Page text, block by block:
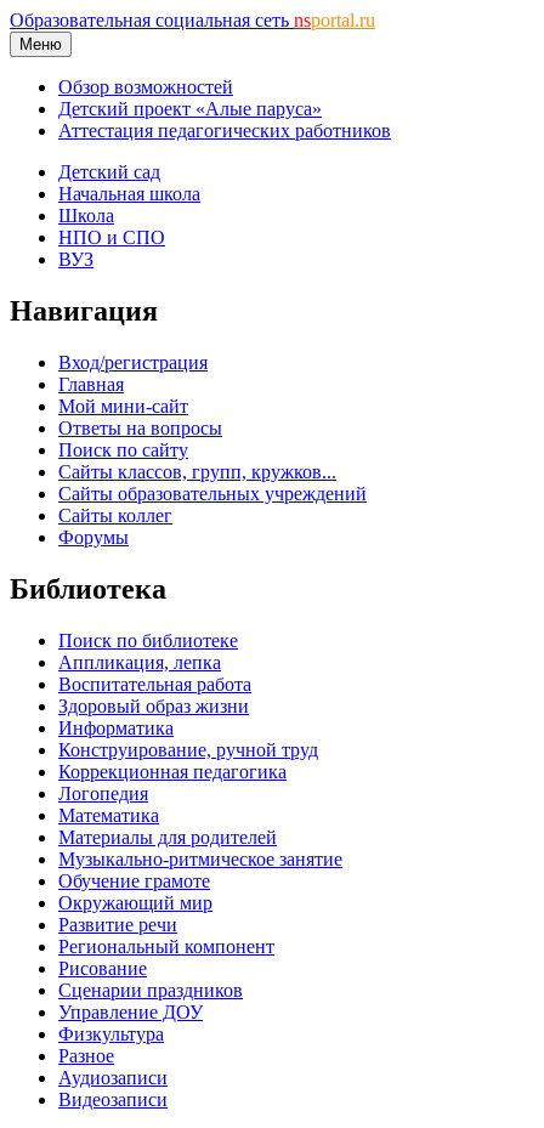
Образовательная социальная сеть nsportal.ru
Меню
Обзор возможностей
Детский проект «Алые паруса»
Аттестация педагогических работников
Детский сад
Начальная школа
Школа
НПО и СПО
ВУЗ
Навигация
Вход/регистрация
Главная
Мой мини-сайт
Ответы на вопросы
Поиск по сайту
Сайты классов, групп, кружков...
Сайты образовательных учреждений
Сайты коллег
Форумы
Библиотека
Поиск по библиотеке
Аппликация, лепка
Воспитательная работа
Здоровый образ жизни
Информатика
Конструирование, ручной труд
Коррекционная педагогика
Логопедия
Математика
Материалы для родителей
Музыкально-ритмическое занятие
Обучение грамоте
Окружающий мир
Развитие речи
Региональный компонент
Рисование
Сценарии праздников
Управление ДОУ
Физкультура
Разное
Аудиозаписи
Видеозаписи